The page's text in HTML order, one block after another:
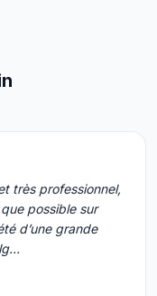
très professionnel,
possible sur
d’une grande